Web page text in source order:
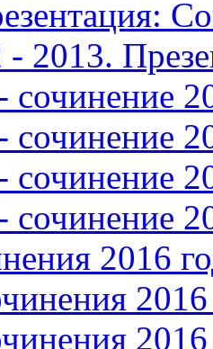
- 2013.
сочинение
сочинение
сочинение
сочинение
2016